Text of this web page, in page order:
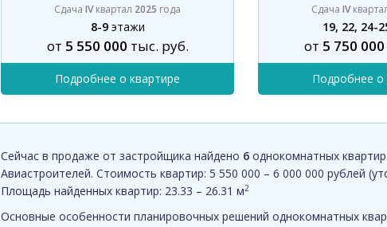
Сейчас в продаже от застройщика найдено 6 однокомнатных
Авиастроителей. Стоимость квартир: 5 550 000 – 6 000 000 рублей
Площадь найденных квартир: 23.33 – 26.31 м2
Основные особенности планировочных решений однокомнатных
СдачаIVквартал 2025 года
8-9этажи
от 5 550 000 тыс. руб.
Подробнее о квартире
СдачаIV
19, 22, 24-
от 5 750 000
Подробнее о